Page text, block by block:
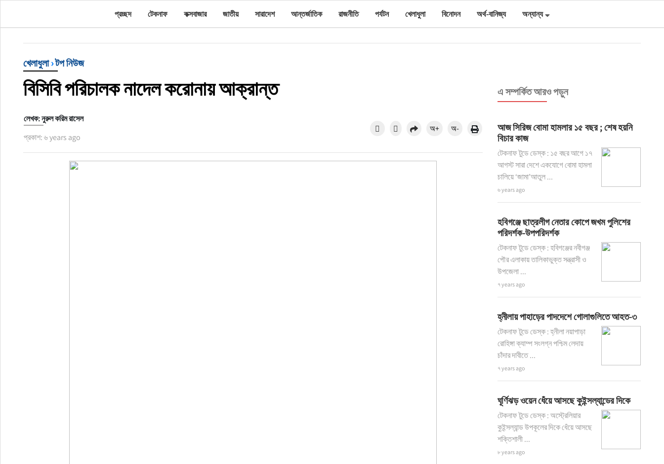
খেলাধুলা
বিনোদন
অর্থ-বানিজ্য
অন্যান্য
প্রচ্ছদ টেকনাফ কক্সবাজার জাতীয় সারাদেশ আন্তর্জাতিক রাজনীতি পর্যটন খেলাধুলা বিনোদন অর্থ-বানিজ্য অন্যান্য
খেলাধুলা›টপ নিউজ
বিসিবি পরিচালক নাদেল করোনায় আক্রান্ত
লেখক: নুরুল করিম রাসেল
প্রকাশ: ৬ years ago
অ+ অ-
এ সম্পর্কিত আরও পড়ুন
আজ সিরিজ বোমা হামলার ১৫ বছর ; শেষ হয়নি
বিচার কাজ
টেকনাফ টুডে ডেস্ক : ১৫ বছর আগে ১৭
আগস্ট সারা দেশে একযোগে বোমা হামলা
চালিয়ে ‘জামা’আতুল ...
৬ years ago
হবিগঞ্জে ছাত্রলীগ নেতার কোপে জখম পুলিশের
পরিদর্শক-উপপরিদর্শক
টেকনাফ টুডে ডেস্ক : হবিগঞ্জের নবীগঞ্জ
পৌর এলাকায় তালিকাভুক্ত সন্ত্রাসী ও
উপজেলা ...
৭ years ago
হ্নীলায় পাহাড়ের পাদদেশে গোলাগুলিতে আহত-৩
টেকনাফ টুডে ডেস্ক : হ্নীলা নয়াপাড়া
রোহিঙ্গা ক্যাম্প সংলগ্ন পশ্চিম লেদায়
চাঁদার দাবীতে ...
৭ years ago
ঘূর্ণিঝড় ওয়েন ধেঁয়ে আসছে কুইন্সল্যান্ডের দিকে
টেকনাফ টুডে ডেস্ক : অস্ট্রেলিয়ার
কুইন্সল্যান্ড উপকূলের দিকে ধেঁয়ে আসছে
শক্তিশালী ...
৮ years ago